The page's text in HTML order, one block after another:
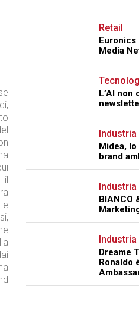
Retail
Euronics
Media
L’AI
Industria
Midea,
brand
Industria
BIANCO
Industria
Dreame
Ronaldo